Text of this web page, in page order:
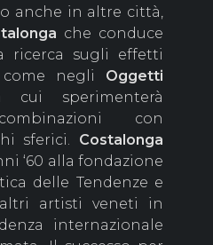
anche in altre città,
che conduce
ricerca sugli effetti
come negli Oggetti
sperimenterà
con
sferici. Costalonga
‘60 alla fondazione
delle Tendenze e
artisti veneti in
internazionale